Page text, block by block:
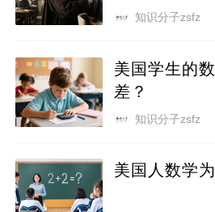
知识分子zsfz
美国学生的
差？
知识分子zsfz
美国人数学